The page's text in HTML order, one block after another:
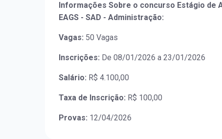
Informações Sobre o concurso Estágio de
EAGS - SAD - Administração:
Vagas: 50 Vagas
Inscrições: De 08/01/2026 a 23/01/2026
Salário: R$ 4.100,00
Taxa de Inscrição: R$ 100,00
Provas: 12/04/2026